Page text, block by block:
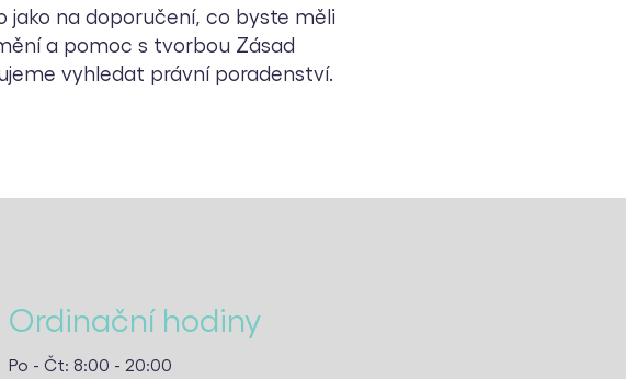
jako na doporučení, co byste měli
a pomoc s tvorbou Zásad
vyhledat právní poradenství.
Ordinační hodiny
Po - Čt: 8:00 - 20:00